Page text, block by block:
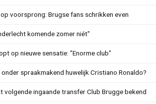
voorsprong: Brugse fans schrikken even
komende zomer niét"
op nieuwe sensatie: "Enorme club"
spraakmakend huwelijk Cristiano Ronaldo?
volgende ingaande transfer Club Brugge bekend